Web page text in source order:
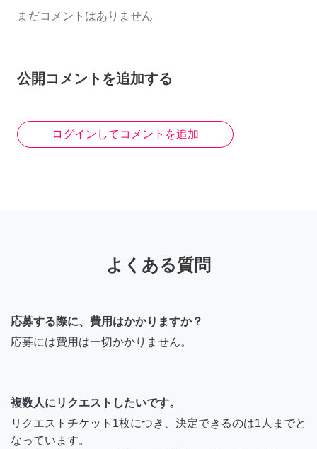
まだコメントはありません
公開コメントを追加する
ログインしてコメントを追加
よくある質問
応募する際に、費用はかかりますか？
応募には費用は一切かかりません。
複数人にリクエストしたいです。
リクエストチケット1枚につき、決定できるのは1人までと
なっています。